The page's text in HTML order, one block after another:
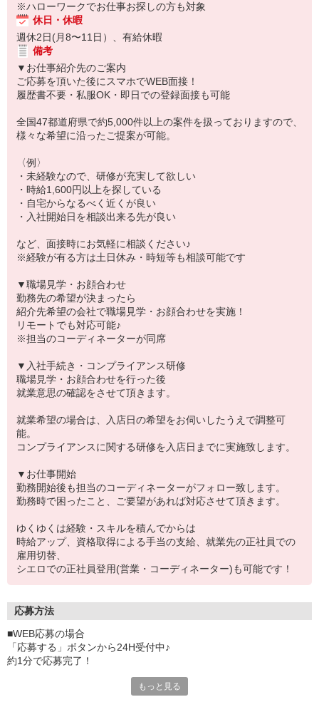
※ハローワークでお仕事お探しの方も対象
休日・休暇
週休2日(月8〜11日）、有給休暇
備考
▼お仕事紹介先のご案内
ご応募を頂いた後にスマホでWEB面接！
履歴書不要・私服OK・即日での登録面接も可能
全国47都道府県で約5,000件以上の案件を扱っておりますので、
様々な希望に沿ったご提案が可能。
〈例〉
・未経験なので、研修が充実して欲しい
・時給1,600円以上を探している
・自宅からなるべく近くが良い
・入社開始日を相談出来る先が良い
など、面接時にお気軽に相談ください♪
※経験が有る方は土日休み・時短等も相談可能です
▼職場見学・お顔合わせ
勤務先の希望が決まったら
紹介先希望の会社で職場見学・お顔合わせを実施！
リモートでも対応可能♪
※担当のコーディネーターが同席
▼入社手続き・コンプライアンス研修
職場見学・お顔合わせを行った後
就業意思の確認をさせて頂きます。
就業希望の場合は、入店日の希望をお伺いしたうえで調整可
能。
コンプライアンスに関する研修を入店日までに実施致します。
▼お仕事開始
勤務開始後も担当のコーディネーターがフォロー致します。
勤務時で困ったこと、ご要望があれば対応させて頂きます。
ゆくゆくは経験・スキルを積んでからは
時給アップ、資格取得による手当の支給、就業先の正社員での
雇用切替、
シエロでの正社員登用(営業・コーディネーター)も可能です！
応募方法
■WEB応募の場合
「応募する」ボタンから24H受付中♪
約1分で応募完了！
もっと見る